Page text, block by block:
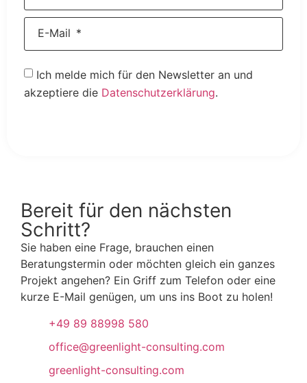
E-Mail
Ich melde mich für den Newsletter an und
akzeptiere die Datenschutzerklärung.
Bereit für den nächsten
Schritt?
Sie haben eine Frage, brauchen einen
Beratungstermin oder möchten gleich ein ganzes
Projekt angehen? Ein Griff zum Telefon oder eine
kurze E-Mail genügen, um uns ins Boot zu holen!
+49 89 88998 580
office@greenlight-consulting.com
greenlight-consulting.com